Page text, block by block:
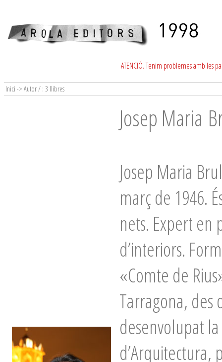
ATENCIÓ. Tenim problemes amb les
Inici -> Autor / : 3 llibres
Josep Maria
Josep Maria
març de 1946.
nets. Expert en
d’interiors.
«Comte de
Tarragona, des
desenvolupat
d’Arquitectura,